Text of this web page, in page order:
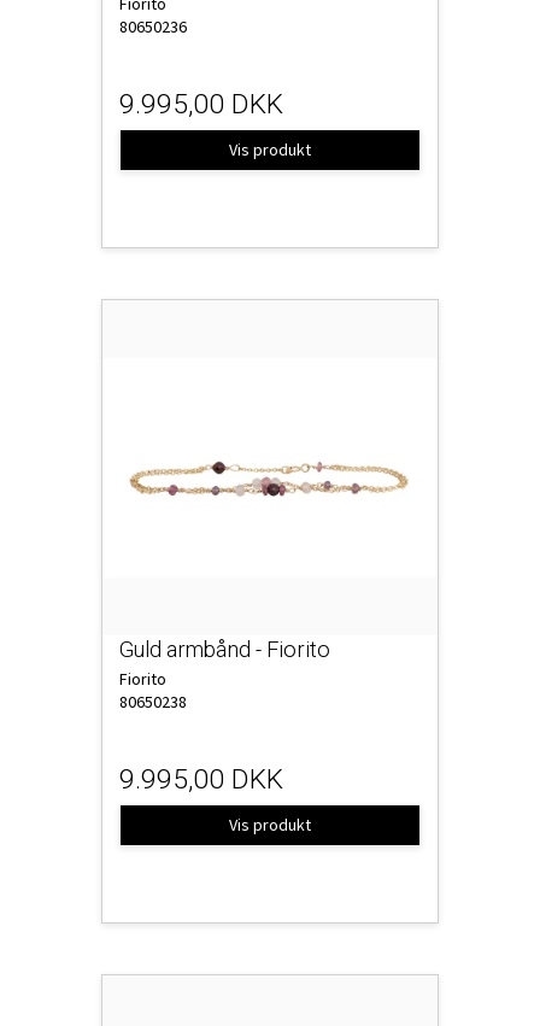
80650236
9.995,00 DKK
Vis produkt
Guld armbånd - Fiorito
Fiorito
80650238
9.995,00 DKK
Vis produkt